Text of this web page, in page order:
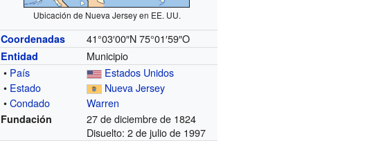
Ubicación de Nueva Jersey en EE. UU.
Coordenadas 41°03′00″N 75°01′59″O
Entidad
Municipio
• País
Estados Unidos
• Estado
Nueva Jersey
•Condado Warren
Fundación
27 de diciembre de 1824
Disuelto: 2 de julio de 1997